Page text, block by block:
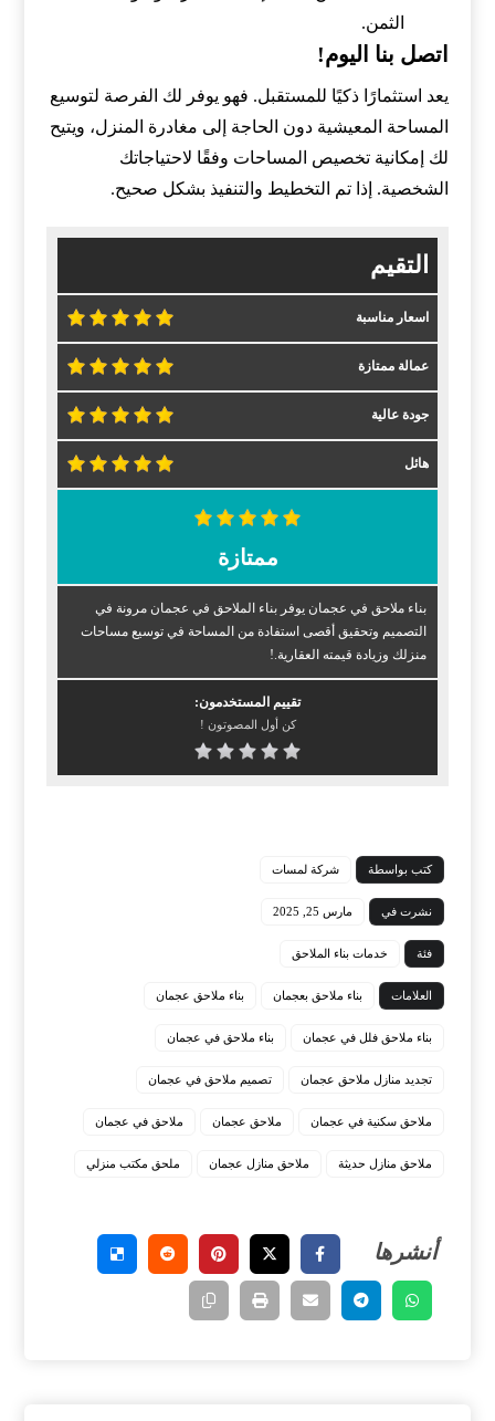
الثمن.
اتصل بنا اليوم!
يعد استثمارًا ذكيًا للمستقبل. فهو يوفر لك الفرصة لتوسيع
المساحة المعيشية دون الحاجة إلى مغادرة المنزل، ويتيح
لك إمكانية تخصيص المساحات وفقًا لاحتياجاتك
الشخصية. إذا تم التخطيط والتنفيذ بشكل صحيح.
التقيم
اسعار مناسبة
عمالة ممتازة
جودة عالية
هائل
ممتازة
بناء ملاحق في عجمان يوفر بناء الملاحق في عجمان مرونة في
التصميم وتحقيق أقصى استفادة من المساحة في توسيع مساحات
منزلك وزيادة قيمته العقارية.!
تقييم المستخدمون:
كن أول المصوتون !
كتب بواسطة شركة لمسات
نشرت في مارس 25, 2025
فئة خدمات بناء الملاحق
العلامات بناء ملاحق بعجمان بناء ملاحق عجمان
بناء ملاحق فلل في عجمان بناء ملاحق في عجمان
تجديد منازل ملاحق عجمان تصميم ملاحق في عجمان
ملاحق سكنية في عجمان ملاحق عجمان ملاحق في عجمان
ملاحق منازل حديثة ملاحق منازل عجمان ملحق مكتب منزلي